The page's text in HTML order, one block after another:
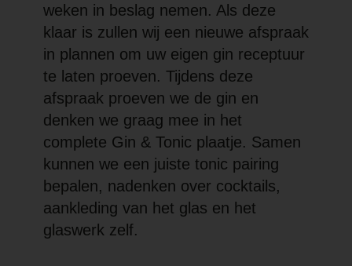
weken in beslag nemen. Als deze
klaar is zullen wij een nieuwe afspraak
in plannen om uw eigen gin receptuur
te laten proeven. Tijdens deze
afspraak proeven we de gin en
denken we graag mee in het
complete Gin & Tonic plaatje. Samen
kunnen we een juiste tonic pairing
bepalen, nadenken over cocktails,
aankleding van het glas en het
glaswerk zelf.